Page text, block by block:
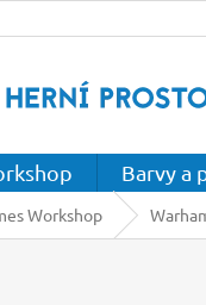
Barvy a
Workshop